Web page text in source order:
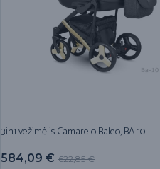
3in1 vežimėlis Camarelo Baleo, BA-10
622,85€
584,09 €